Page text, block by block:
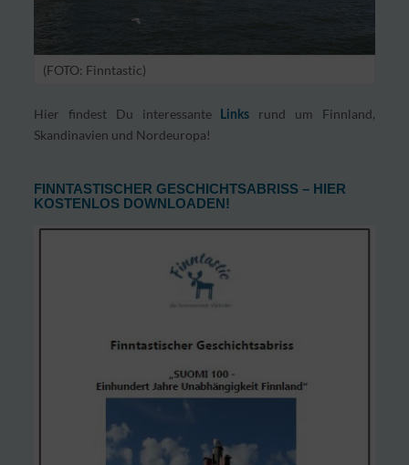
(FOTO: Finntastic)
Hier findest Du interessante Links
rund um Finnland,
Skandinavien und Nordeuropa!
FINNTASTISCHER GESCHICHTSABRISS – HIER
KOSTENLOS DOWNLOADEN!